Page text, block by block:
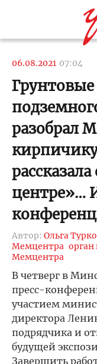
06.08.2021 07:04
разобрал
центре»…
Автор: Ольга
Мемцентра
Мемцентра
В четверг в
пресс-
участием
директора
подрядчика и
будущей
Завершить